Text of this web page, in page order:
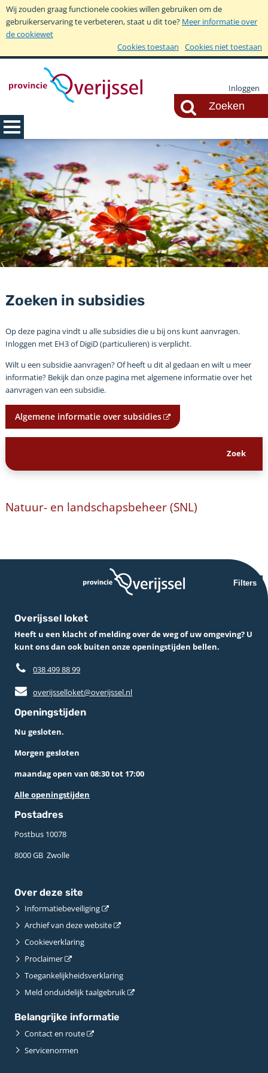
Wij zouden graag functionele cookies willen gebruiken om de
gebruikerservaring te verbeteren, staat u dit toe? Meer informatie over
de cookiewet
Cookies toestaan
Cookies niet toestaan
Inloggen
Zoeken in subsidies
Op deze pagina vindt u alle subsidies die u bij ons kunt aanvragen.
Inloggen met EH3 of DigiD (particulieren) is verplicht.
Wilt u een subsidie aanvragen? Of heeft u dit al gedaan en wilt u meer
informatie? Bekijk dan onze pagina met algemene informatie over het
aanvragen van een subsidie.
Algemene informatie over subsidies
Natuur- en landschapsbeheer (SNL)
Filters
Overijssel loket
Heeft u een klacht of melding over de weg of uw omgeving? U
kunt ons dan ook buiten onze openingstijden bellen.
038 499 88 99
overijsselloket@overijssel.nl
Openingstijden
Nu gesloten.
Morgen gesloten
maandag open van 08:30 tot 17:00
Alle openingstijden
Postadres
Postbus 10078 ­
8000 GB ­ Zwolle
Over deze site
Informatiebeveiliging
Archief van deze website
Cookieverklaring
Proclaimer
Toegankelijkheidsverklaring
Meld onduidelijk taalgebruik
Belangrijke informatie
Contact en route
Servicenormen